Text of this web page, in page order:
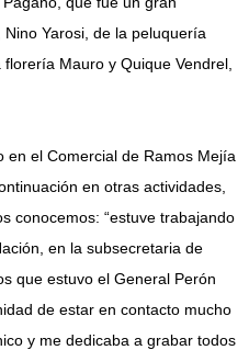
Yarosi, de la peluquería
Mauro y Quique Vendrel,
en el Comercial de Ramos Mejía
en otras actividades,
conocemos: “estuve trabajando
en la subsecretaria de
que estuvo el General Perón
de estar en contacto mucho
y me dedicaba a grabar todos